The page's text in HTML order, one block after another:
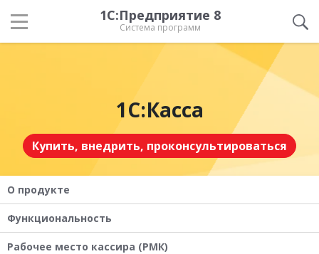
1С:Предприятие 8
Система программ
1С:Касса
Купить, внедрить, проконсультироваться
О продукте
Функциональность
Рабочее место кассира (РМК)